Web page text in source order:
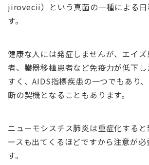
jirovecii）という真菌の一種による日
す。
健康な人には発症しませんが、エイ
者、臓器移植患者など免疫力が低下
すく、AIDS指標疾患の一つでもあり
断の契機となることもあります。
ニューモシスチス肺炎は重症化する
ースも出てくるほどですから注意が
す。